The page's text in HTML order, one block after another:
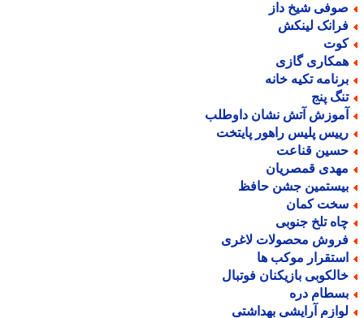
شیخ داز
لینکش
گازی
تکیه خانه
پنج
آتش نشان داوطلب
پلیس راهور پایتخت
قناعت
قمصریان
جشن حافظ
کمان
تلخ جنوبی
محصولات لاغری
موکب ها
بازیکنان فوتبال
دره
آرایشی بهداشتی